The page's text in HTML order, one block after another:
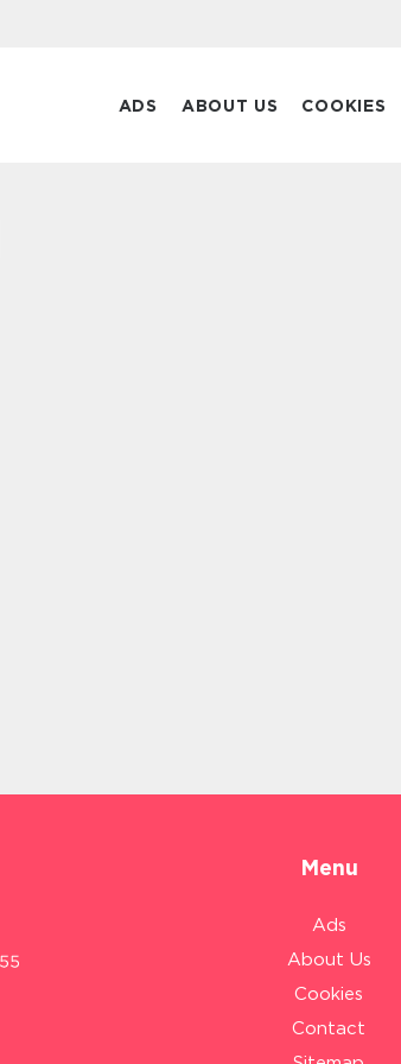
ADS ABOUT US COOKIES
Menu
Ads
About Us
Cookies
Contact